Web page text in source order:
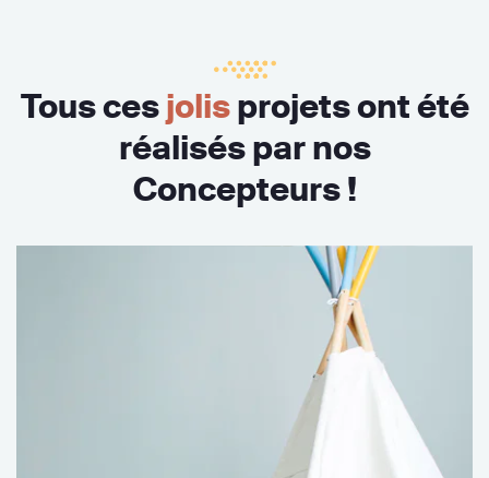
Tous cesjolisprojets ont été
réalisés par nos
Concepteurs !